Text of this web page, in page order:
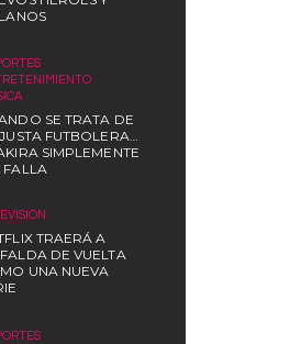
SE TRATA DE
FUTBOLERA…
SIMPLEMENTE
FALLA
TRAERÁ A
DE VUELTA
UNA NUEVA